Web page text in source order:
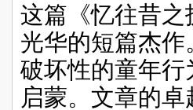
这篇《忆往昔
光华的短篇杰
破坏性的童年
启蒙。文章的